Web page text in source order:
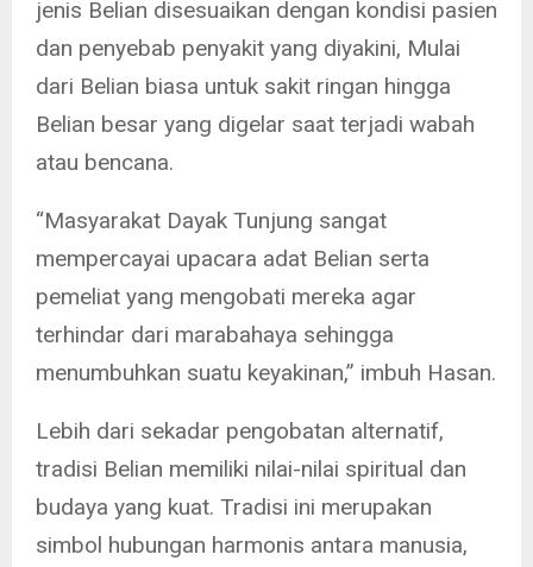
jenis Belian disesuaikan dengan kondisi pasien
dan penyebab penyakit yang diyakini, Mulai
dari Belian biasa untuk sakit ringan hingga
Belian besar yang digelar saat terjadi wabah
atau bencana.
“Masyarakat Dayak Tunjung sangat
mempercayai upacara adat Belian serta
pemeliat yang mengobati mereka agar
terhindar dari marabahaya sehingga
menumbuhkan suatu keyakinan,” imbuh Hasan.
Lebih dari sekadar pengobatan alternatif,
tradisi Belian memiliki nilai-nilai spiritual dan
budaya yang kuat. Tradisi ini merupakan
simbol hubungan harmonis antara manusia,